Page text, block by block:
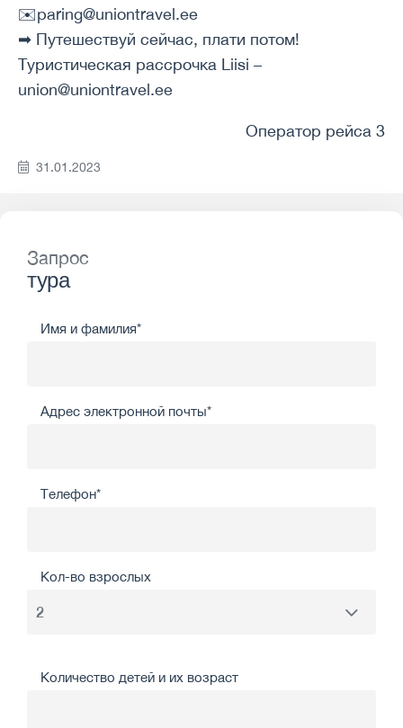
✉️paring@uniontravel.ee
➡ Путешествуй сейчас, плати потом!
Туристическая рассрочка Liisi –
union@uniontravel.ee
Оператор рейса 3
31.01.2023
Запрос
тура
Имя и фамилия*
Адрес электронной почты*
Телефон*
Кол-во взрослых
Количество детей и их возраст